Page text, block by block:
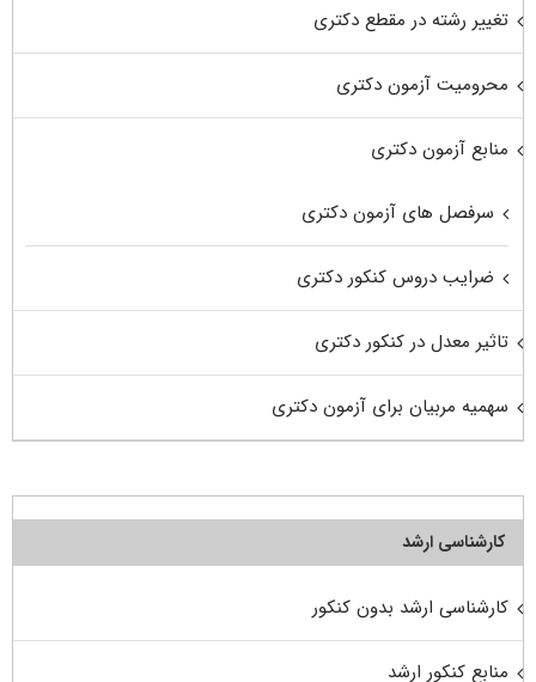
تغییر رشته در مقطع دکتری
محرومیت آزمون دکتری
منابع آزمون دکتری
سرفصل های آزمون دکتری
ضرایب دروس کنکور دکتری
تاثیر معدل در کنکور دکتری
سهمیه مربیان برای آزمون دکتری
کارشناسی ارشد
کارشناسی ارشد بدون کنکور
منابع کنکور ارشد